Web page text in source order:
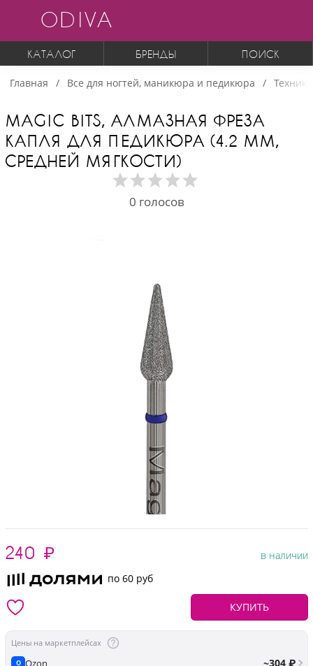
ODIVA
КАТАЛОГ БРЕНДЫ ПОИСК
Главная Все для ногтей, маникюра и педикюра
MAGIC BITS, АЛМАЗНАЯ ФРЕЗА
КАПЛЯ ДЛЯ ПЕДИКЮРА (4.2 ММ,
СРЕДНЕЙ МЯГКОСТИ)
0 голосов
240 ₽
в наличии
по 60 руб
КУПИТЬ
Цены на маркетплейсах
O Ozon ~304 ₽